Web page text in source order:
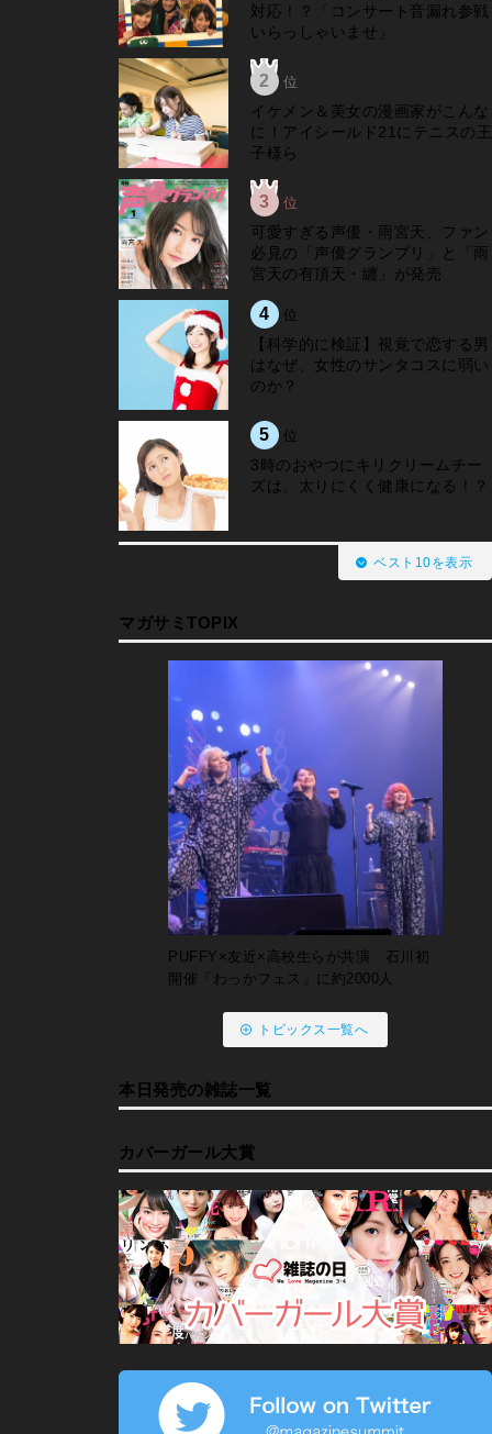
対応！？「コンサート音漏れ参戦
いらっしゃいませ」
2 位
イケメン＆美女の漫画家がこんな
に！アイシールド21にテニスの王
子様ら
3 位
可愛すぎる声優・雨宮天、ファン
必見の「声優グランプリ」と「雨
宮天の有頂天・纏」が発売
4 位
【科学的に検証】視覚で恋する男
はなぜ、女性のサンタコスに弱い
のか？
5 位
3時のおやつにキリクリームチー
ズは、太りにくく健康になる！？
ベスト10を表示
マガサミTOPIX
PUFFY×友近×高校生らが共演 石川初
開催「わっかフェス」に約2000人
トピックス一覧へ
本日発売の雑誌一覧
カバーガール大賞